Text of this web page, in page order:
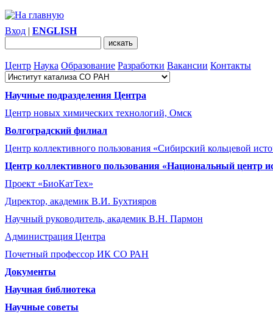
Вход | ENGLISH
Центр Наука Образование Разработки Вакансии Контакты
Научные подразделения Центра
Центр новых химических технологий, Омск
Волгоградский филиал
Центр коллективного пользования «Сибирский кольцевой
Центр коллективного пользования «Национальный центр
Проект «БиоКатТех»
Директор, академик В.И. Бухтияров
Научный руководитель, академик В.Н. Пармон
Администрация Центра
Почетный профессор ИК СО РАН
Документы
Научная библиотека
Научные советы